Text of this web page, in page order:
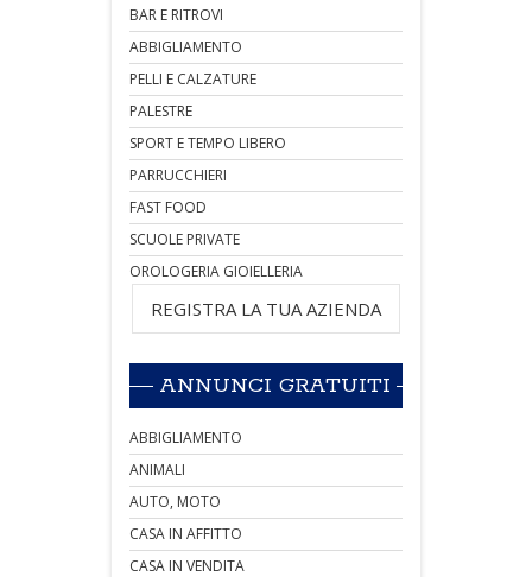
BAR E RITROVI
ABBIGLIAMENTO
PELLI E CALZATURE
PALESTRE
SPORT E TEMPO LIBERO
PARRUCCHIERI
FAST FOOD
SCUOLE PRIVATE
OROLOGERIA GIOIELLERIA
REGISTRA LA TUA AZIENDA
ANNUNCI GRATUITI
ABBIGLIAMENTO
ANIMALI
AUTO, MOTO
CASA IN AFFITTO
CASA IN VENDITA